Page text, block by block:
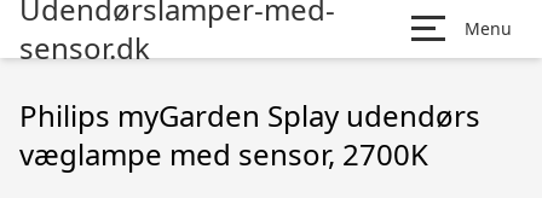
Udendørslamper-med-
sensor.dk
Menu
Philips myGarden Splay udendørs
væglampe med sensor, 2700K